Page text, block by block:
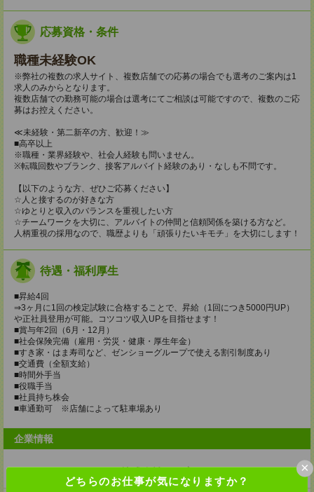
どちらのお仕事が気になりますか？
×
応募資格・条件
職種未経験OK
※弊社の複数の求人サイト、複数店舗での応募の場合でも選考のご案内は1
求人のみからとなります。
複数店舗での勤務可能の場合は選考にてご相談は可能ですので、複数のご応
募はお控えください。
≪未経験・第二新卒の方、歓迎！≫
■高卒以上
※職種・業界経験や、社会人経験も問いません。
※転職回数やブランク、接客アルバイト経験のあり・なしも不問です。
【以下のような方、ぜひご応募ください】
☆人と接するのが好きな方
☆ゆとりと収入のバランスを重視したい方
☆チームワークを大切に、アルバイトの仲間と信頼関係を築ける方など。
人柄重視の採用なので、職歴よりも「頑張りたいキモチ」を大切にします！
待遇・福利厚生
■昇給4回
⇒3ヶ月に1回の検定試験に合格することで、昇給（1回につき5000円UP）
や正社員登用が可能。コツコツ収入UPを目指せます！
■賞与年2回（6月・12月）
■社会保険完備（雇用・労災・健康・厚生年金）
■すき家・はま寿司など、ゼンショーグループで使える割引制度あり
■交通費（全額支給）
■時間外手当
■役職手当
■社員持ち株会
■車通勤可 ※店舗によって駐車場あり
企業情報